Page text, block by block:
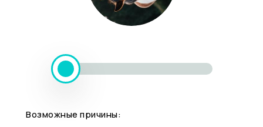
Возможные причины: